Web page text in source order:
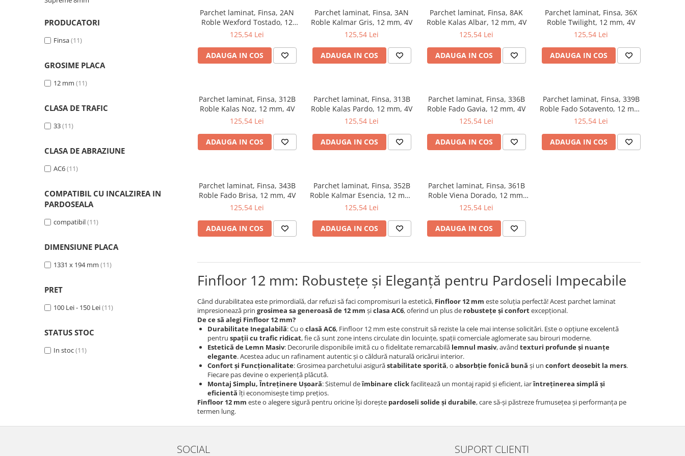
Timeless 12mm
Woodstock PRO 8mm
ADO Floor - SPC
Finfloor XL 10mm
Supreme 8mm
Kaindl - Laminat
Advanced 8 mm
Evolution 12 mm
Mammut 12 mm
Robusto 12 mm
PRODUCATORI
Finsa(11)
GROSIME PLACA
12 mm (11)
CLASA DE TRAFIC
33(11)
CLASA DE ABRAZIUNE
AC6(11)
COMPATIBIL CU INCALZIREA IN
PARDOSEALA
compatibil(11)
DIMENSIUNE PLACA
1331 x 194 mm (11)
PRET
100 Lei - 150 Lei(11)
STATUS STOC
In stoc(11)
Parchet laminat, Finsa, 2AN
Roble Wexford Tostado, 12
mm, 4V
125,54 Lei
ADAUGA IN COS
Parchet laminat, Finsa, 3AN
Roble Kalmar Gris, 12 mm, 4V
125,54 Lei
ADAUGA IN COS
Parchet laminat, Finsa, 8AK
Roble Kalas Albar, 12 mm, 4V
125,54 Lei
ADAUGA IN COS
Parchet laminat, Finsa, 36X
Roble Twilight, 12 mm, 4V
125,54 Lei
ADAUGA IN COS
Parchet laminat, Finsa, 312B
Roble Kalas Noz, 12 mm, 4V
125,54 Lei
ADAUGA IN COS
Parchet laminat, Finsa, 313B
Roble Kalas Pardo, 12 mm, 4V
125,54 Lei
ADAUGA IN COS
Parchet laminat, Finsa, 336B
Roble Fado Gavia, 12 mm, 4V
125,54 Lei
ADAUGA IN COS
Parchet laminat, Finsa, 339B
Roble Fado Sotavento, 12 mm,
4V
125,54 Lei
ADAUGA IN COS
Parchet laminat, Finsa, 343B
Roble Fado Brisa, 12 mm, 4V
125,54 Lei
ADAUGA IN COS
Parchet laminat, Finsa, 352B
Roble Kalmar Esencia, 12 mm,
4V
125,54 Lei
ADAUGA IN COS
Parchet laminat, Finsa, 361B
Roble Viena Dorado, 12 mm,
4V
125,54 Lei
ADAUGA IN COS
Finfloor 12 mm: Robustețe și Eleganță pentru Pardoseli Impecabile
Când durabilitatea este primordială, dar refuzi să faci compromisuri la estetică, Finfloor 12 mm este soluția perfectă! Acest parchet laminat
impresionează prin grosimea sa generoasă de 12 mm șiclasa AC6, oferind un plus de robustețe și confortexcepțional.
De ce să alegi Finfloor 12 mm?
Durabilitate Inegalabilă: Cu o clasă AC6, Finfloor 12 mm este construit să reziste la cele mai intense solicitări. Este o opțiune excelentă
pentru spații cu trafic ridicat, fie că sunt zone intens circulate din locuințe, spații comerciale aglomerate sau birouri moderne.
Estetică de Lemn Masiv: Decorurile disponibile imită cu o fidelitate remarcabilă lemnul masiv, având texturi profunde și nuanțe
elegante. Acestea aduc un rafinament autentic și o căldură naturală oricărui interior.
Confort și Funcționalitate: Grosimea parchetului asigurăstabilitate sporită, o absorbție fonică bună și un confort deosebit la mers.
Fiecare pas devine o experiență plăcută.
Montaj Simplu, Întreținere Ușoară: Sistemul deîmbinare clickfacilitează un montaj rapid și eficient, iarîntreținerea simplă și
eficientăîți economisește timp prețios.
Finfloor 12 mm este o alegere sigură pentru oricine își dorește pardoseli solide și durabile, care să-și păstreze frumusețea și performanța pe
termen lung.
SOCIAL SUPORT CLIENTI